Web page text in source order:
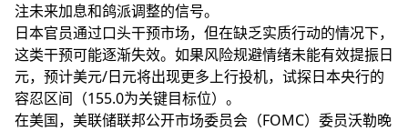
注未来加息和鸽派调整的信号。
日本官员通过口头干预市场，但在缺乏实质行动的情况下，
这类干预可能逐渐失效。如果风险规避情绪未能有效提振日
元，预计美元/日元将出现更多上行投机，试探日本央行的
容忍区间（155.0为关键目标位）。
在美国，美联储联邦公开市场委员会（FOMC）委员沃勒晚